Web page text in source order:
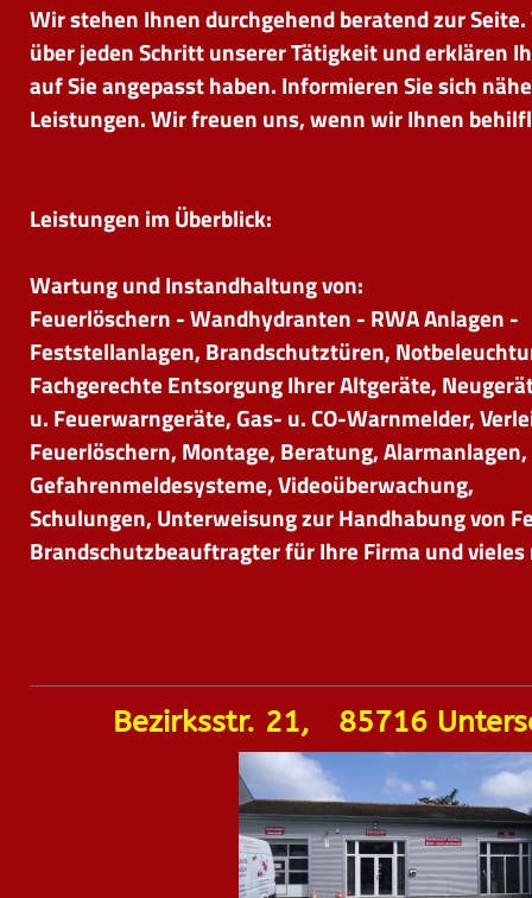
Wir stehen Ihnen durchgehend beratend zur
über jeden Schritt unserer Tätigkeit und erklären
auf Sie angepasst haben. Informieren Sie sich
Leistungen. Wir freuen uns, wenn wir Ihnen
Leistungen im Überblick:
Wartung und Instandhaltung von:
Feuerlöschern - Wandhydranten - RWA Anlagen -
Feststellanlagen, Brandschutztüren,
Fachgerechte Entsorgung Ihrer Altgeräte,
u. Feuerwarngeräte, Gas- u. CO-Warnmelder,
Feuerlöschern, Montage, Beratung, Alarmanlagen,
Gefahrenmeldesysteme, Videoüberwachung,
Schulungen, Unterweisung zur Handhabung von
Brandschutzbeauftragter für Ihre Firma und vieles
Bezirksstr. 21, 85716